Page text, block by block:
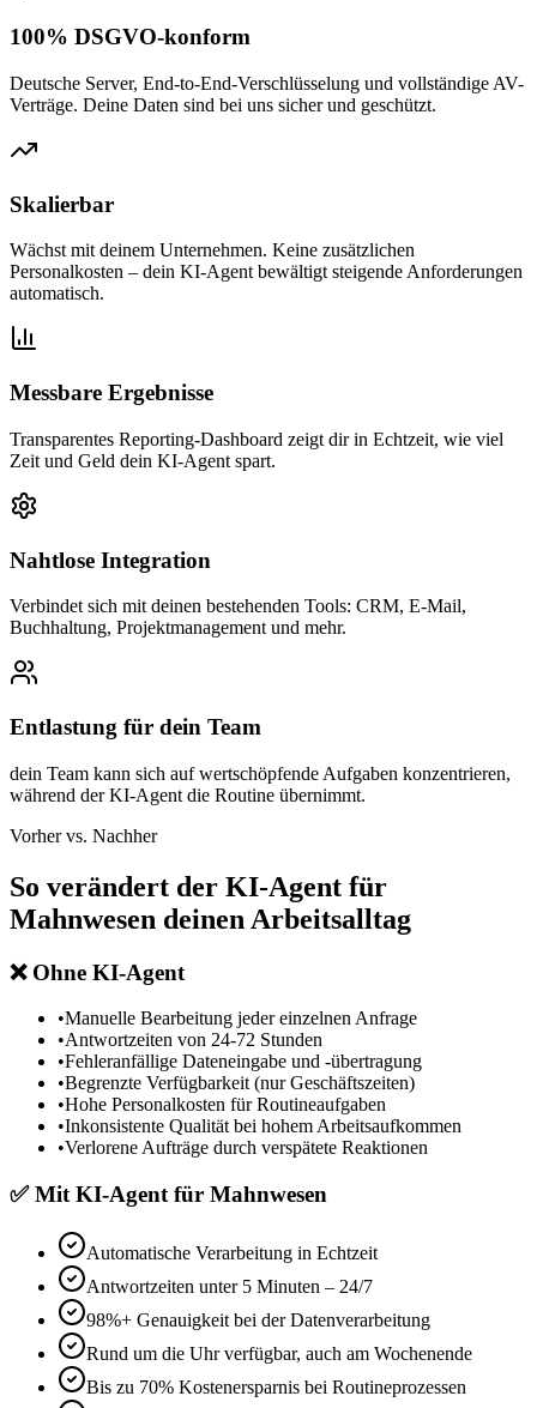
100% DSGVO-konform
Deutsche Server, End-to-End-Verschlüsselung und vollständige AV-
Verträge. Deine Daten sind bei uns sicher und geschützt.
Skalierbar
Wächst mit deinem Unternehmen. Keine zusätzlichen
Personalkosten – dein KI-Agent bewältigt steigende Anforderungen
automatisch.
Messbare Ergebnisse
Transparentes Reporting-Dashboard zeigt dir in Echtzeit, wie viel
Zeit und Geld dein KI-Agent spart.
Nahtlose Integration
Verbindet sich mit deinen bestehenden Tools: CRM, E-Mail,
Buchhaltung, Projektmanagement und mehr.
Entlastung für dein Team
dein Team kann sich auf wertschöpfende Aufgaben konzentrieren,
während der KI-Agent die Routine übernimmt.
Vorher vs. Nachher
So verändert der KI-Agent für
Mahnwesen deinen Arbeitsalltag
❌Ohne KI-Agent
•Manuelle Bearbeitung jeder einzelnen Anfrage
•Antwortzeiten von 24-72 Stunden
•Fehleranfällige Dateneingabe und -übertragung
•Begrenzte Verfügbarkeit (nur Geschäftszeiten)
•Hohe Personalkosten für Routineaufgaben
•Inkonsistente Qualität bei hohem Arbeitsaufkommen
•Verlorene Aufträge durch verspätete Reaktionen
✅Mit KI-Agent für Mahnwesen
Automatische Verarbeitung in Echtzeit
Antwortzeiten unter 5 Minuten – 24/7
98%+ Genauigkeit bei der Datenverarbeitung
Rund um die Uhr verfügbar, auch am Wochenende
Bis zu 70% Kostenersparnis bei Routineprozessen